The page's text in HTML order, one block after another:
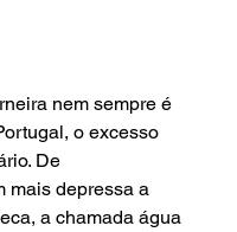
nem sempre é
o excesso
De
mais depressa a
a chamada água